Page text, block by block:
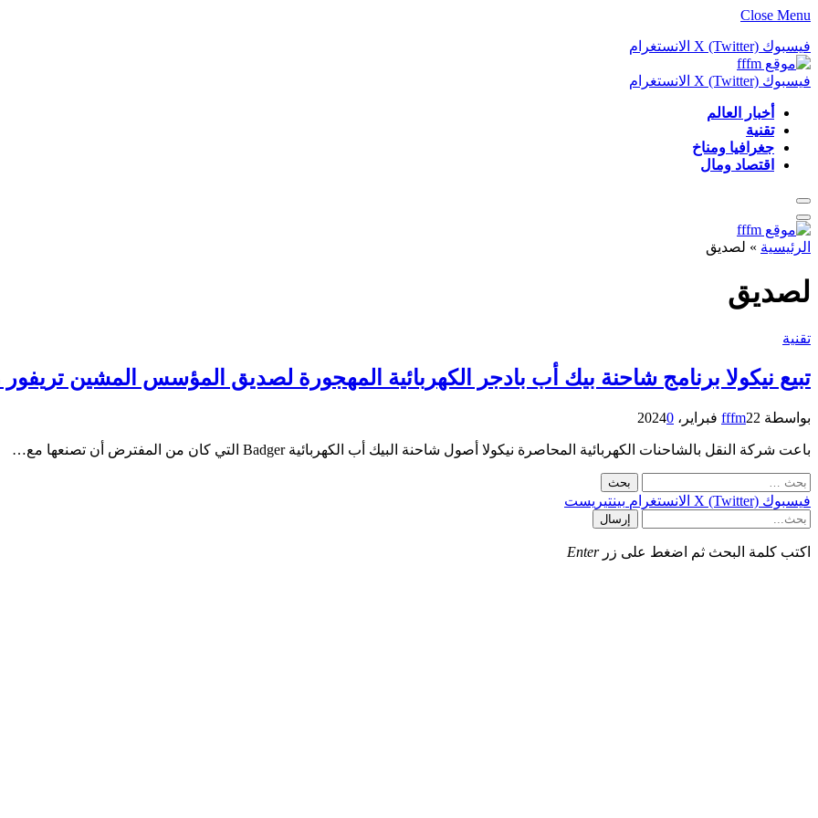
Close Menu
فيسبوك X (Twitter) الانستغرام
فيسبوك X (Twitter) الانستغرام
أخبار العالم
تقنية
جغرافيا ومناخ
اقتصاد ومال
الرئيسية » لصديق
لصديق
تقنية
تبيع نيكولا برنامج شاحنة بيك أب بادجر الكهربائية المهجورة لصديق المؤسس المشين تريفور
بواسطة fffm22 فبراير، 2024 0
باعت شركة النقل بالشاحنات الكهربائية المحاصرة نيكولا أصول شاحنة البيك أب الكهربائية Badger التي كان من المفترض أن تصنعها مع…
البحث
عن:
فيسبوك X (Twitter) الانستغرام بينتيريست
إرسال
اكتب كلمة البحث ثم اضغط على زرEnter